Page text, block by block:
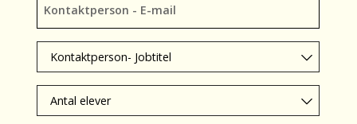
E-
mail
Kontaktperson-
Jobtitel
Antal
deltagende